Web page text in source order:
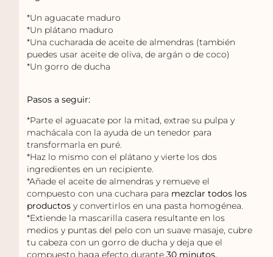
*Un aguacate maduro
*Un plátano maduro
*Una cucharada de aceite de almendras (también
puedes usar aceite de oliva, de argán o de coco)
*Un gorro de ducha
Pasos a seguir:
*Parte el aguacate por la mitad, extrae su pulpa y
machácala con la ayuda de un tenedor para
transformarla en puré.
*Haz lo mismo con el plátano y vierte los dos
ingredientes en un recipiente.
*Añade el aceite de almendras y remueve el
compuesto con una cuchara para mezclar todos los
productosy convertirlos en una pasta homogénea.
*Extiende la mascarilla casera resultante en los
medios y puntas del pelo con un suave masaje, cubre
tu cabeza con un gorro de ducha y deja que el
compuesto haga efecto durante 30 minutos.